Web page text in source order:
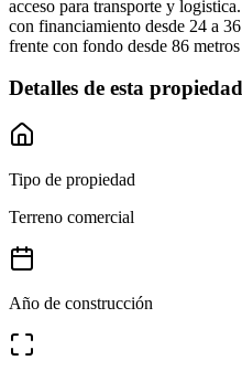
acceso para transporte y
con financiamiento desde 24 a
frente con fondo desde 86
Detalles de esta propiedad
Tipo de propiedad
Terreno comercial
Año de construcción